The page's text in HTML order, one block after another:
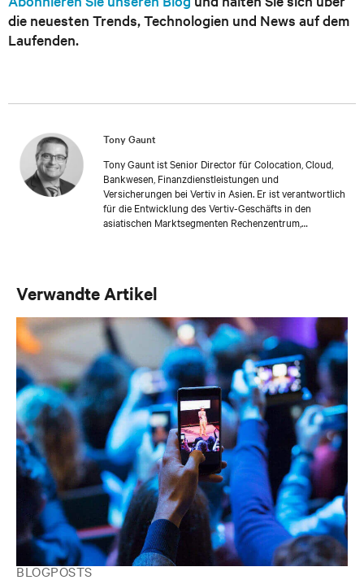
die neuesten Trends, Technologien und News auf dem
Laufenden.
Tony Gaunt
Tony Gaunt ist Senior Director für Colocation, Cloud,
Bankwesen, Finanzdienstleistungen und
Versicherungen bei Vertiv in Asien. Er ist verantwortlich
für die Entwicklung des Vertiv-Geschäfts in den
asiatischen Marktsegmenten Rechenzentrum,
Region. Seit 1996 ist Tony Gaunt in der Branche in
verantwortlichen Positionen, unter anderem in den
Bereichen Vertrieb als Salesmanager UK und im
Strategic Account Management, tätig. 2011 kam Tony
Gaunt im Rahmen einer Übernahme zu Vertiv. Hier
verantwortete er mehrere Positionen in Australien,
bevor er 2013 als Direktor für Cloud, Colocation und
Global Enterprise Accounts in das Asien-Team
wechselte.
Verwandte Artikel
BLOGPOSTS